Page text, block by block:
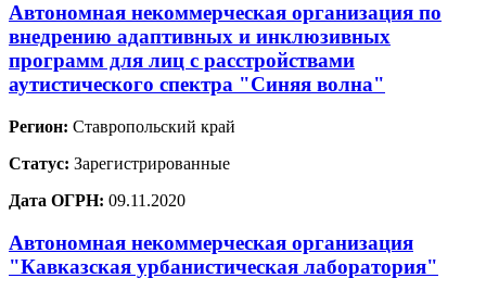
Автономная некоммерческая организация по
внедрению адаптивных и инклюзивных
программ для лиц с расстройствами
аутистического спектра "Синяя волна"
Регион: Ставропольский край
Статус: Зарегистрированные
Дата ОГРН: 09.11.2020
Автономная некоммерческая организация
"Кавказская урбанистическая лаборатория"